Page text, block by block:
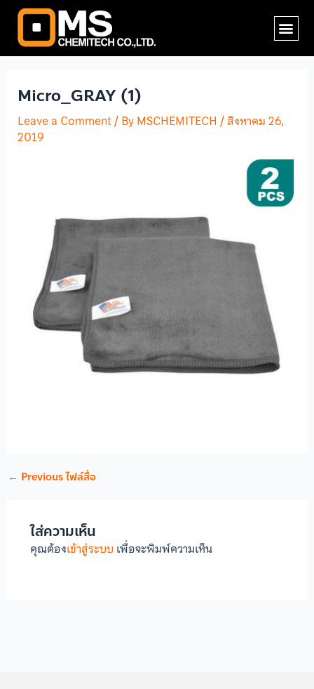
Skip
content
Micro_GRAY (1)
Leave a Comment/ ByMSCHEMITECH /สิงหาคม 26,
2019
Post
navigation
← Previous ไฟล์สื่อ
ใส่ความเห็น
คุณต้องเข้าสู่ระบบ เพื่อจะพิมพ์ความเห็น